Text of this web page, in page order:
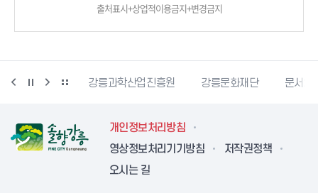
출처표시+상업적이용금지+변경금지
강릉커피축제 강릉과학산업진흥원 강릉문화재단 문서24
개인정보처리방침
영상정보처리기기방침
저작권정책
오시는 길